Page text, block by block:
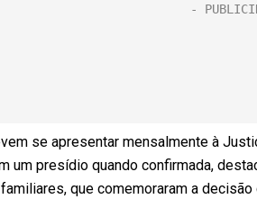
se apresentar mensalmente à
um presídio quando confirmada,
que comemoraram a